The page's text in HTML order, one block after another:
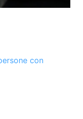
con